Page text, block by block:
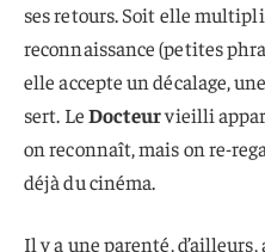
ses retours. Soit elle
reconnaissance (petites
elle accepte un décalage,
sert. LeDocteurvieilli
on reconnaît, mais on re-
déjà du cinéma.
Il y a une parenté,